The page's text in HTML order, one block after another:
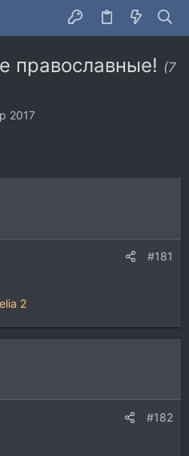
православные! (7
2017
#181
2
#182